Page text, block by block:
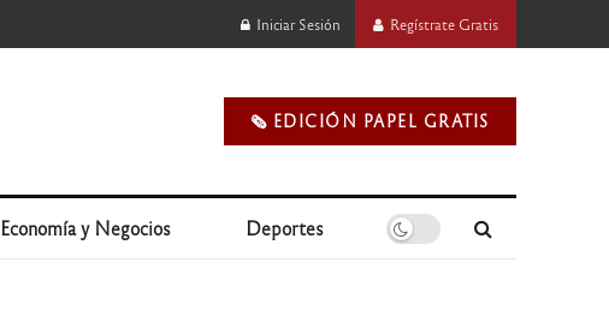
Iniciar Sesión Regístrate Gratis
🗞️ EDICIÓN PAPEL GRATIS
Economía y Negocios Deportes